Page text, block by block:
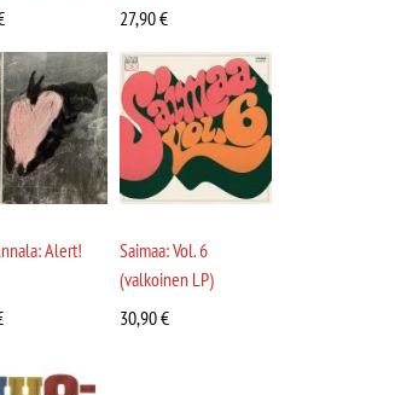
27,90€
Alert!
Saimaa: Vol. 6
(valkoinen LP)
30,90€